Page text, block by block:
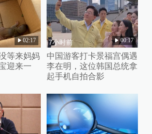
02:17
等来妈妈
迎来一
7小时前 00:17
中国游客打卡景福宫偶遇
李在明，这位韩国总统拿
起手机自拍合影